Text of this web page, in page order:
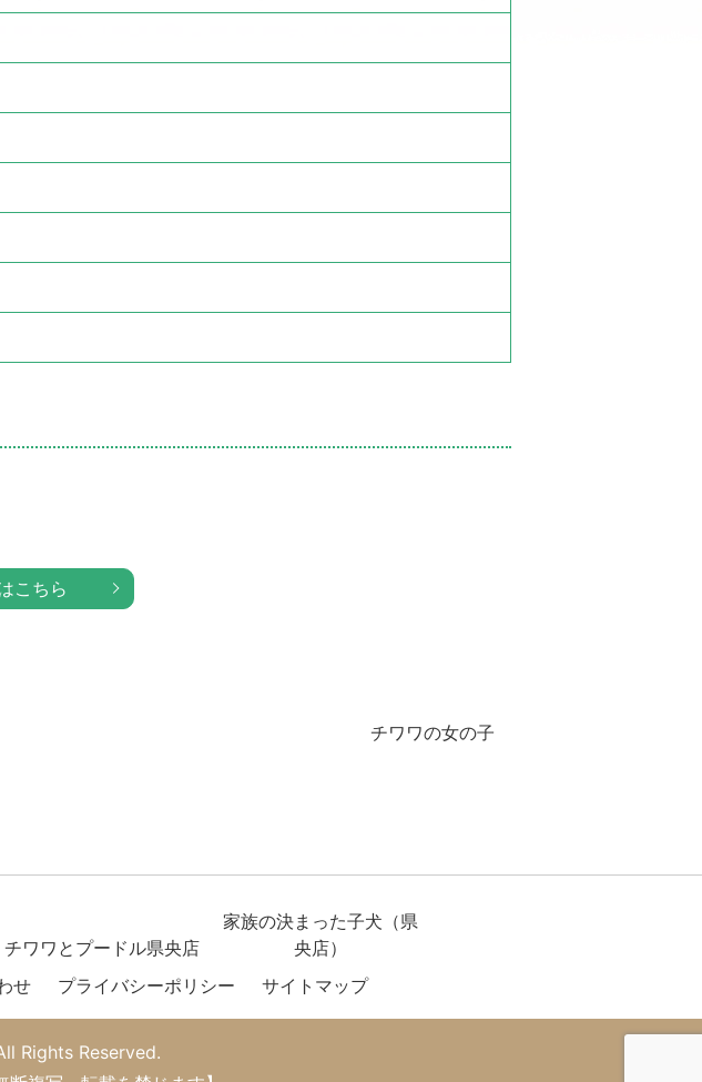
こちら
チワワの女の子
チワワとプードル県央店
家族の決まった子犬（県
央店）
せ プライバシーポリシー サイトマップ
Rights Reserved.